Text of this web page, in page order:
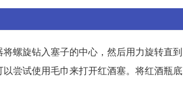
螺旋钻入塞子的中心，然后用力旋转直到
尝试使用毛巾来打开红酒塞。将红酒瓶底